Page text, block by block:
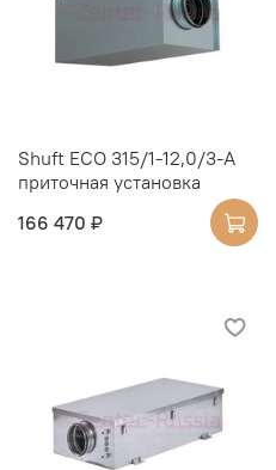
Shuft ECO 315/1-12,0/3-A
приточная установка
166 470 ₽